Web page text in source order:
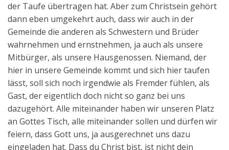
der Taufe übertragen hat. Aber zum Christsein gehört
dann eben umgekehrt auch, dass wir auch in der
Gemeinde die anderen als Schwestern und Brüder
wahrnehmen und ernstnehmen, ja auch als unsere
Mitbürger, als unsere Hausgenossen. Niemand, der
hier in unsere Gemeinde kommt und sich hier taufen
lässt, soll sich noch irgendwie als Fremder fühlen, als
Gast, der eigentlich doch nicht so ganz bei uns
dazugehört. Alle miteinander haben wir unseren Platz
an Gottes Tisch, alle miteinander sollen und dürfen wir
feiern, dass Gott uns, ja ausgerechnet uns dazu
eingeladen hat. Dass du Christ bist, ist nicht dein